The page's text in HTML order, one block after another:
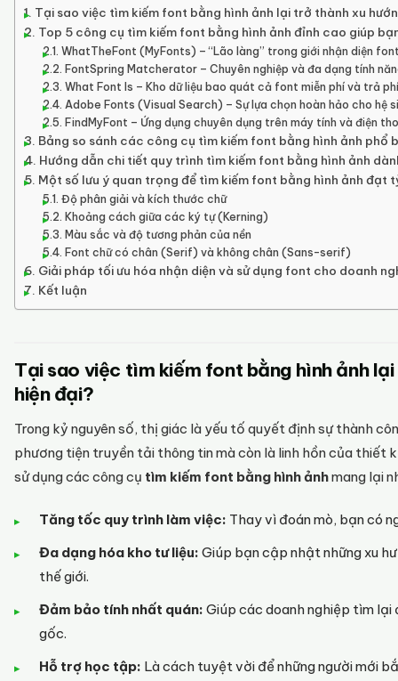
Tại sao việc tìm kiếm font bằng hình ảnh lại trở thành xu
Top 5 công cụ tìm kiếm font bằng hình ảnh đỉnh cao giúp
WhatTheFont (MyFonts) – “Lão làng” trong giới nhận diện
FontSpring Matcherator – Chuyên nghiệp và đa dạng tính
What Font Is – Kho dữ liệu bao quát cả font miễn phí và trả phí
Adobe Fonts (Visual Search) – Sự lựa chọn hoàn hảo cho hệ
FindMyFont – Ứng dụng chuyên dụng trên máy tính và điện
Bảng so sánh các công cụ tìm kiếm font bằng hình ảnh phổ
Hướng dẫn chi tiết quy trình tìm kiếm font bằng hình ảnh
Một số lưu ý quan trọng để tìm kiếm font bằng hình ảnh đạt
Độ phân giải và kích thước chữ
Khoảng cách giữa các ký tự (Kerning)
Màu sắc và độ tương phản của nền
Font chữ có chân (Serif) và không chân (Sans-serif)
Giải pháp tối ưu hóa nhận diện và sử dụng font cho doanh
Kết luận
Tại sao việc tìm kiếm font bằng hình ảnh
hiện đại?
Trong kỷ nguyên số, thị giác là yếu tố quyết định sự thành
phương tiện truyền tải thông tin mà còn là linh hồn của thiết
sử dụng các công cụ tìm kiếm font bằng hình ảnhmang lại
Tăng tốc quy trình làm việc: Thay vì đoán mò, bạn có
Đa dạng hóa kho tư liệu: Giúp bạn cập nhật những xu
thế giới.
Đảm bảo tính nhất quán: Giúp các doanh nghiệp tìm
gốc.
Hỗ trợ học tập: Là cách tuyệt vời để những người mới